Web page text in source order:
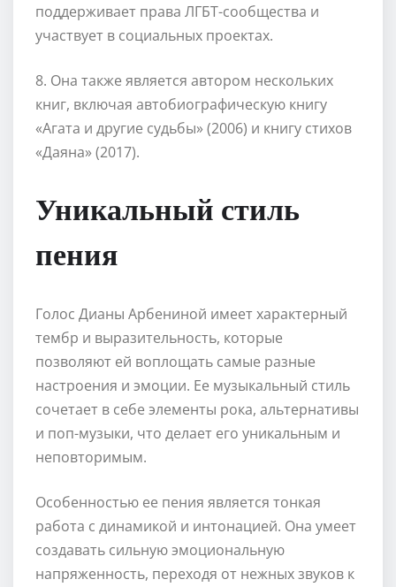
поддерживает права ЛГБТ-сообщества и
участвует в социальных проектах.
8. Она также является автором нескольких
книг, включая автобиографическую книгу
«Агата и другие судьбы» (2006) и книгу стихов
«Даяна» (2017).
Уникальный стиль
пения
Голос Дианы Арбениной имеет характерный
тембр и выразительность, которые
позволяют ей воплощать самые разные
настроения и эмоции. Ее музыкальный стиль
сочетает в себе элементы рока, альтернативы
и поп-музыки, что делает его уникальным и
неповторимым.
Особенностью ее пения является тонкая
работа с динамикой и интонацией. Она умеет
создавать сильную эмоциональную
напряженность, переходя от нежных звуков к